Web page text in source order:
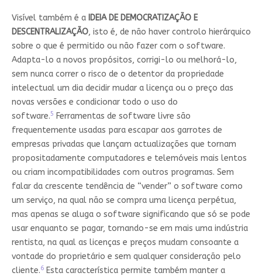
Visível também é a IDEIA DE DEMOCRATIZAÇÃO E
DESCENTRALIZAÇÃO, isto é, de não haver controlo hierárquico
sobre o que é permitido ou não fazer com o software.
Adapta-lo a novos propósitos, corrigi-lo ou melhorá-lo,
sem nunca correr o risco de o detentor da propriedade
intelectual um dia decidir mudar a licença ou o preço das
novas versões e condicionar todo o uso do
software.5 Ferramentas de software livre são
frequentemente usadas para escapar aos garrotes de
empresas privadas que lançam actualizações que tornam
propositadamente computadores e telemóveis mais lentos
ou criam incompatibilidades com outros programas. Sem
falar da crescente tendência de “vender” o software como
um serviço, na qual não se compra uma licença perpétua,
mas apenas se aluga o software significando que só se pode
usar enquanto se pagar, tornando-se em mais uma indústria
rentista, na qual as licenças e preços mudam consoante a
vontade do proprietário e sem qualquer consideração pelo
cliente.6Esta característica permite também manter a